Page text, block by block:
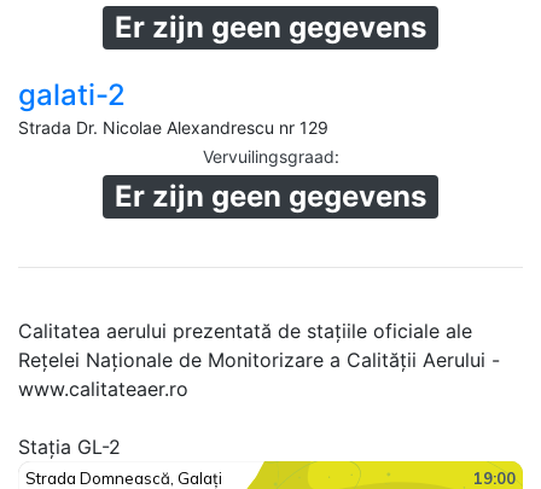
Er zijn geen gegevens
galati-2
Strada Dr. Nicolae Alexandrescu nr 129
Vervuilingsgraad:
Er zijn geen gegevens
Calitatea aerului prezentată de stațiile oficiale ale
Rețelei Naționale de Monitorizare a Calității Aerului -
www.calitateaer.ro
Stația GL-2